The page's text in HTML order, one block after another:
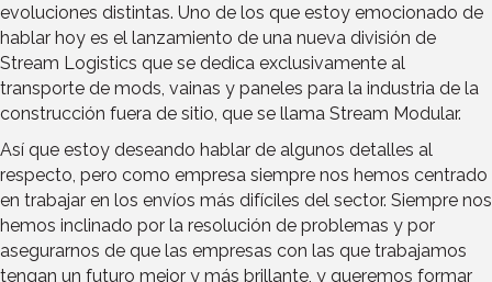
evoluciones distintas. Uno de los que estoy emocionado de
hablar hoy es el lanzamiento de una nueva división de
Stream Logistics que se dedica exclusivamente al
transporte de mods, vainas y paneles para la industria de la
construcción fuera de sitio, que se llama Stream Modular.
Así que estoy deseando hablar de algunos detalles al
respecto, pero como empresa siempre nos hemos centrado
en trabajar en los envíos más difíciles del sector. Siempre nos
hemos inclinado por la resolución de problemas y por
asegurarnos de que las empresas con las que trabajamos
tengan un futuro mejor y más brillante, y queremos formar